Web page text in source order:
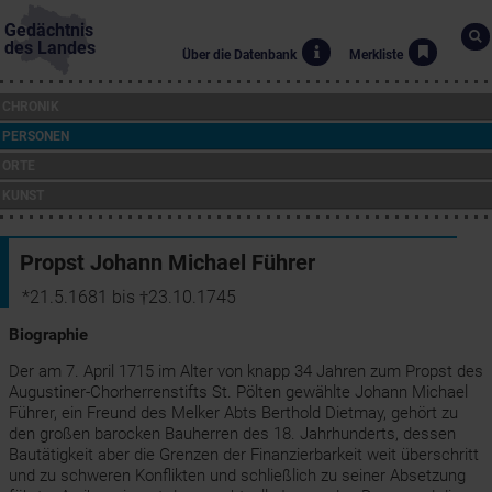
Gedächtnis
des Landes
Über die Datenbank Merkliste
PERSONEN
Propst Johann Michael Führer
*21.5.1681 bis †23.10.1745
Biographie
Der am 7. April 1715 im Alter von knapp 34 Jahren zum Propst des
Augustiner-Chorherrenstifts St. Pölten gewählte Johann Michael
Führer, ein Freund des Melker Abts Berthold Dietmay, gehört zu
den großen barocken Bauherren des 18. Jahrhunderts, dessen
Bautätigkeit aber die Grenzen der Finanzierbarkeit weit überschritt
und zu schweren Konflikten und schließlich zu seiner Absetzung